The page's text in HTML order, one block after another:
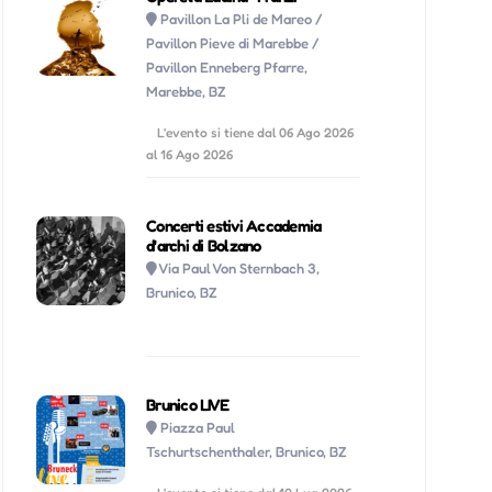
Pavillon La Pli de Mareo /
Pavillon Pieve di Marebbe /
Pavillon Enneberg Pfarre,
Marebbe, BZ
L'evento si tiene dal 06 Ago 2026
al 16 Ago 2026
Concerti estivi Accademia
d'archi di Bolzano
Via Paul Von Sternbach 3,
Brunico, BZ
Brunico LIVE
Piazza Paul
Tschurtschenthaler, Brunico, BZ